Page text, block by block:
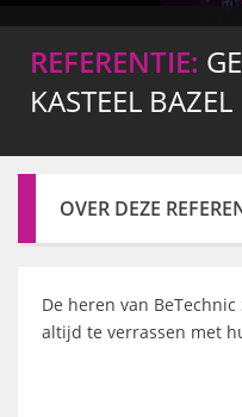
REFERENTIE:
KASTEEL BAZEL
OVER DEZE
De heren van
altijd te verrassen met